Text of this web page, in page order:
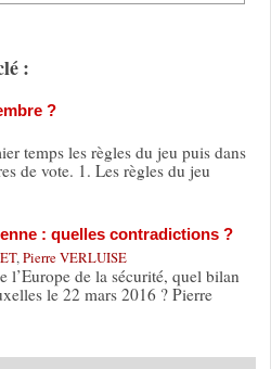
:
?
temps les règles du jeu puis dans
de vote. 1. Les règles du jeu
: quelles contradictions ?
, Pierre VERLUISE
l’Europe de la sécurité, quel bilan
le 22 mars 2016 ? Pierre